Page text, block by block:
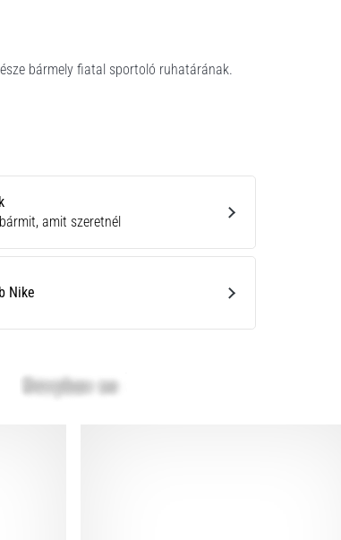
bármely fiatal sportoló ruhatárának.
amit szeretnél
Nike